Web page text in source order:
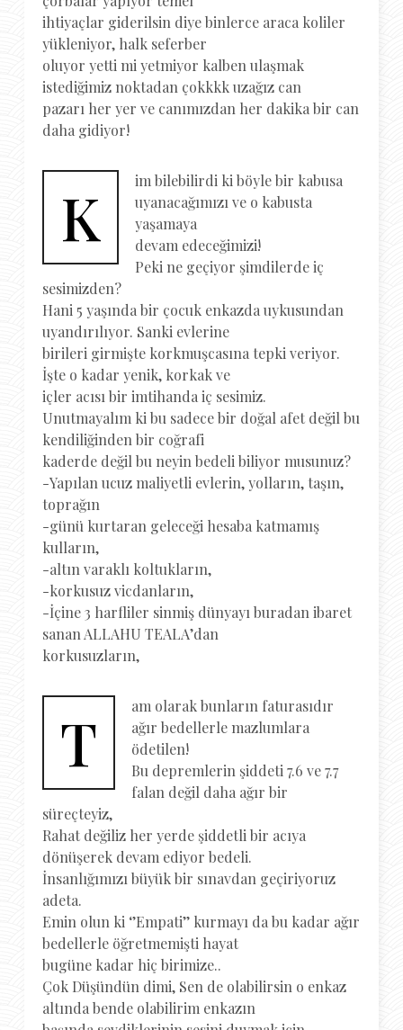
ihtiyaçlar giderilsin diye binlerce araca koliler
yükleniyor, halk seferber
oluyor yetti mi yetmiyor kalben ulaşmak
istediğimiz noktadan çokkkk uzağız can
pazarı her yer ve canımızdan her dakika bir can
daha gidiyor!
K
im bilebilirdi ki böyle bir kabusa
uyanacağımızı ve o kabusta
yaşamaya
devam edeceğimizi!
Peki ne geçiyor şimdilerde iç
sesimizden?
Hani 5 yaşında bir çocuk enkazda uykusundan
uyandırılıyor. Sanki evlerine
birileri girmişte korkmuşcasına tepki veriyor.
İşte o kadar yenik, korkak ve
içler acısı bir imtihanda iç sesimiz.
Unutmayalım ki bu sadece bir doğal afet değil bu
kendiliğinden bir coğrafi
kaderde değil bu neyin bedeli biliyor musunuz?
-Yapılan ucuz maliyetli evlerin, yolların, taşın,
toprağın
-günü kurtaran geleceği hesaba katmamış
kulların,
-altın varaklı koltukların,
-korkusuz vicdanların,
-İçine 3 harfliler sinmiş dünyayı buradan ibaret
sanan ALLAHU TEALA’dan
korkusuzların,
T
am olarak bunların faturasıdır
ağır bedellerle mazlumlara
ödetilen!
Bu depremlerin şiddeti 7.6 ve 7.7
falan değil daha ağır bir
süreçteyiz,
Rahat değiliz her yerde şiddetli bir acıya
dönüşerek devam ediyor bedeli.
İnsanlığımızı büyük bir sınavdan geçiriyoruz
adeta.
Emin olun ki ‘’Empati’’ kurmayı da bu kadar ağır
bedellerle öğretmemişti hayat
bugüne kadar hiç birimize..
Çok Düşündün dimi, Sen de olabilirsin o enkaz
altında bende olabilirim enkazın